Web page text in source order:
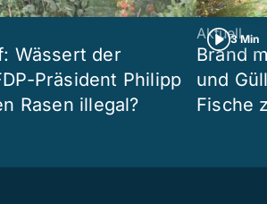
Wässert der
Präsident Philipp
Rasen illegal?
3 Min
Aktuell
Brand
und
Fische